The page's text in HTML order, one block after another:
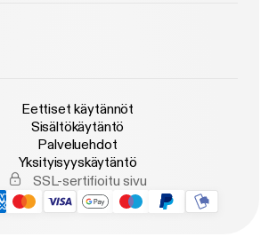
Eettiset käytännöt
Sisältökäytäntö
Palveluehdot
Yksityisyyskäytäntö
SSL-sertifioitu sivu